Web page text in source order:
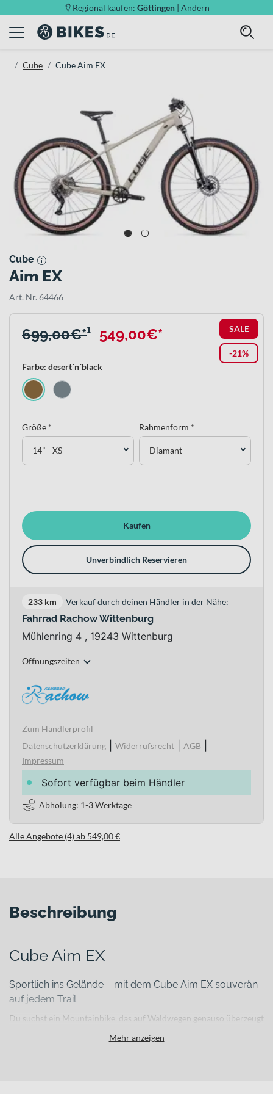
Regional kaufen: Göttingen | Ändern
Cube Cube Aim EX
Cube
Aim EX
Art. Nr. 64466
SALE
-21%
699,00€*¹ 549,00€*
Farbe: desert´n´black
Größe *
14" - XS
Rahmenform *
Diamant
Kaufen
Unverbindlich Reservieren
233 km Verkauf durch deinen Händler in der Nähe:
Fahrrad Rachow Wittenburg
Mühlenring 4 , 19243 Wittenburg
Öffnungszeiten
Zum Händlerprofil
Datenschutzerklärung
Widerrufsrecht AGB
Impressum
Sofort verfügbar beim Händler
Abholung: 1-3 Werktage
Alle Angebote (4) ab 549,00 €
Beschreibung
Cube Aim EX
Sportlich ins Gelände – mit dem Cube Aim EX souverän
auf jedem Trail
Du suchst ein Mountainbike, das auf Waldwegen genauso überzeugt
gelungenen Einstieg in die Welt der MTB Hardtails und verbindet
Mehr anzeigen